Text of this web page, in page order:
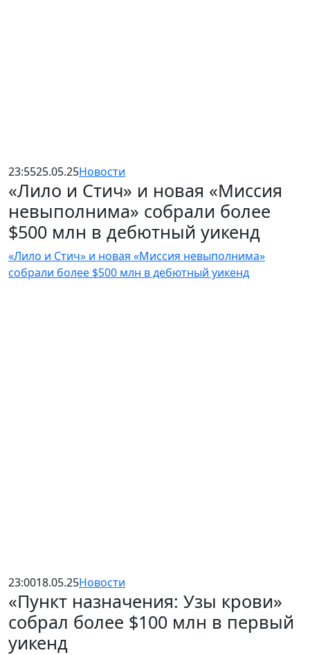
23:5525.05.25Новости
«Лило и Стич» и новая «Миссия
невыполнима» собрали более
$500 млн в дебютный уикенд
«Лило и Стич» и новая «Миссия невыполнима»
собрали более $500 млн в дебютный уикенд
23:0018.05.25Новости
«Пункт назначения: Узы крови»
собрал более $100 млн в первый
уикенд